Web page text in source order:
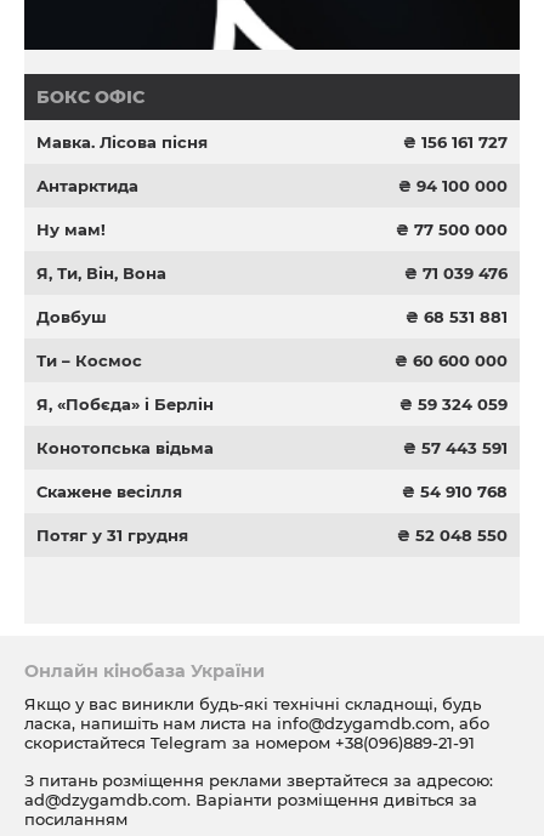
БОКС ОФІС
Мавка. Лісова пісня ₴ 156 161 727
Антарктида ₴ 94 100 000
Ну мам! ₴ 77 500 000
Я, Ти, Він, Вона ₴ 71 039 476
Довбуш ₴ 68 531 881
Ти – Космос ₴ 60 600 000
Я, «Побєда» і Берлін ₴ 59 324 059
Конотопська відьма ₴ 57 443 591
Скажене весілля ₴ 54 910 768
Потяг у 31 грудня ₴ 52 048 550
Онлайн кінобаза України
Якщо у вас виникли будь-які технічні складнощі, будь
ласка, напишіть нам листа на info@dzygamdb.com, або
скористайтеся Telegram за номером +38(096)889-21-91
З питань розміщення реклами звертайтеся за адресою:
ad@dzygamdb.com. Варіанти розміщення дивіться за
посиланням